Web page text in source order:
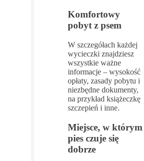
Komfortowy
pobyt z psem
W szczegółach każdej
wycieczki znajdziesz
wszystkie ważne
informacje – wysokość
opłaty, zasady pobytu i
niezbędne dokumenty,
na przykład książeczkę
szczepień i inne.
Miejsce, w którym
pies czuje się
dobrze